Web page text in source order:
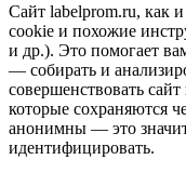
Сайт labelprom.ru, как
cookie и похожие
и др.). Это помогает
— собирать и
совершенствовать
которые сохраняются
анонимны — это
идентифицировать.